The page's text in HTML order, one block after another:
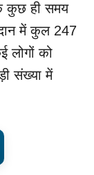
कुछ ही समय
में कुल 247
लोगों को
संख्या में